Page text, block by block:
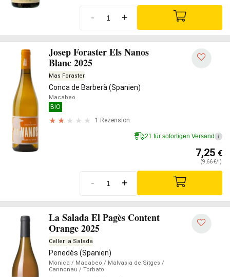
- +
Josep Foraster Els Nanos
Blanc 2025
Mas Foraster
Conca de Barberà (Spanien)
Macabeo
BIO
1 Rezension
21 für sofortigen Versand i
7,25 €
(9,66 €/l)
- +
La Salada El Pagès Content
Orange 2025
Celler la Salada
Penedès (Spanien)
Monica / Macabeo / Malvasia de Sitges /
Cannonau / Torbato